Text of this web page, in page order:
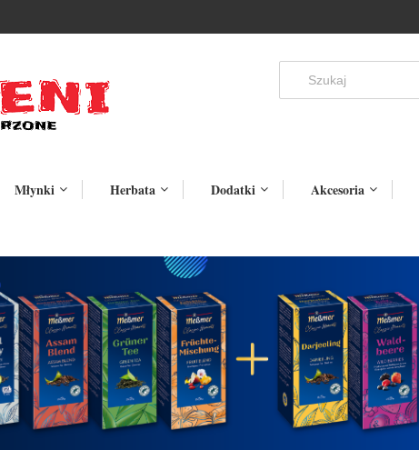
Młynki Herbata Dodatki Akcesoria